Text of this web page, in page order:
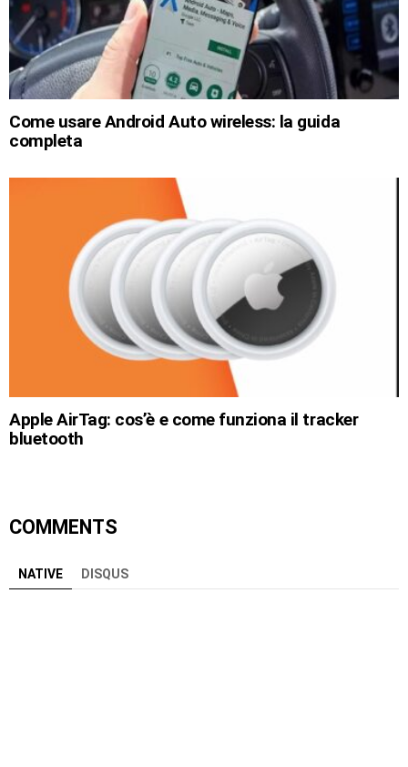
Come usare Android Auto wireless: la guida
completa
Apple AirTag: cos’è e come funziona il tracker
bluetooth
COMMENTS
NATIVE DISQUS